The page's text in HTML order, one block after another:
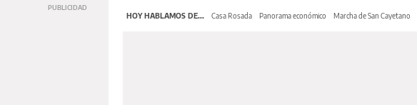
HOY HABLAMOS DE... Casa Rosada Panorama económico Marcha de San Cayetano